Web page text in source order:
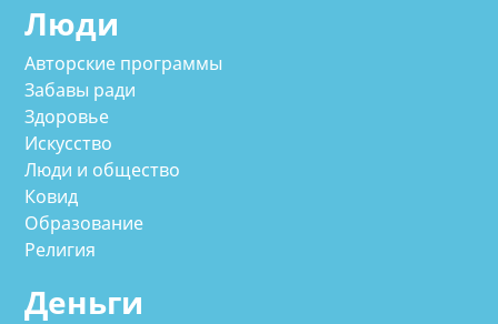
Люди
Авторские программы
Забавы ради
Здоровье
Искусство
Люди и общество
Ковид
Образование
Религия
Деньги